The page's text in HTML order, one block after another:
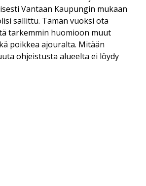
Vantaan Kaupungin mukaan
sallittu. Tämän vuoksi ota
tarkemmin huomioon muut
poikkea ajouralta. Mitään
ohjeistusta alueelta ei löydy